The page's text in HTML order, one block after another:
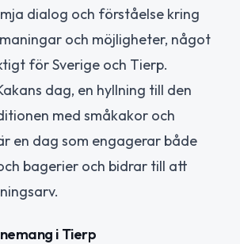
dialog och förståelse kring
och möjligheter, något
för Sverige och Tierp.
dag, en hyllning till den
med småkakor och
en dag som engagerar både
bagerier och bidrar till att
i Tierp